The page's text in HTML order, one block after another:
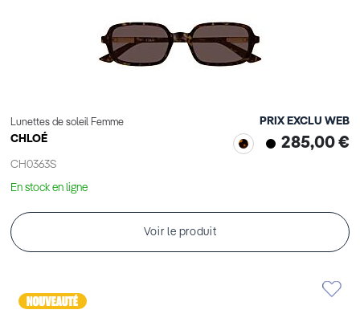
Lunettes de soleil Femme
CHLOÉ
CH0363S
PRIX EXCLU WEB
285,00 €
En stock en ligne
Voir le produit